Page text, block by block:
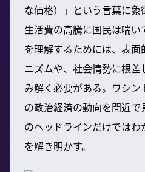
な価格）」という言葉に
生活費の高騰に国民は喘
を理解するためには、表
ニズムや、社会情勢に根
み解く必要がある。ワシ
の政治経済の動向を間近
のヘッドラインだけでは
を解き明かす。